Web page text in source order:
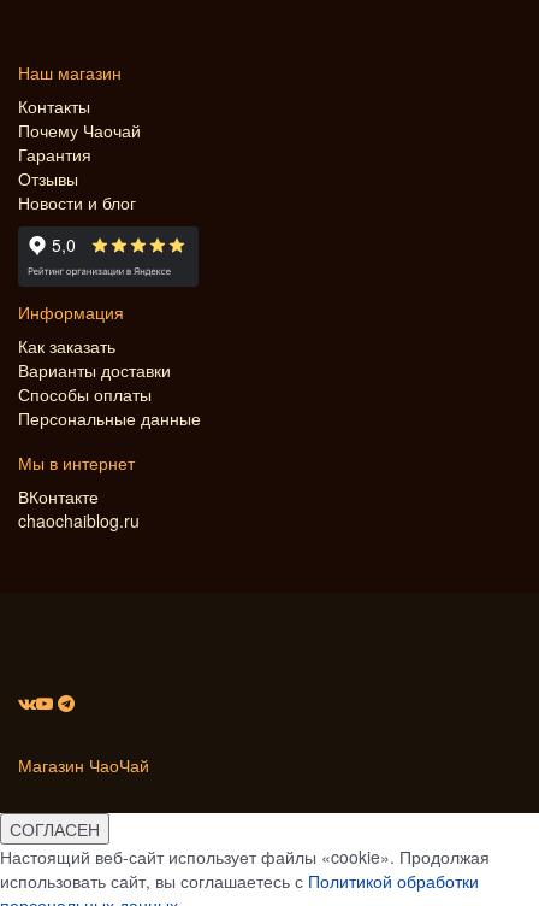
Наш магазин
Контакты
Почему Чаочай
Гарантия
Отзывы
Новости и блог
Информация
Как заказать
Варианты доставки
Способы оплаты
Персональные данные
Мы в интернет
ВКонтакте
chaochaiblog.ru
Магазин ЧаоЧай
СОГЛАСЕН
Настоящий веб-сайт использует файлы «cookie». Продолжая
использовать сайт, вы соглашаетесь с Политикой обработки